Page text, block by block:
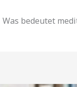
Was bedeutet